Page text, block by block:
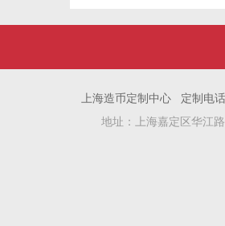
上海造币定制中心 定制电话
地址：上海嘉定区华江